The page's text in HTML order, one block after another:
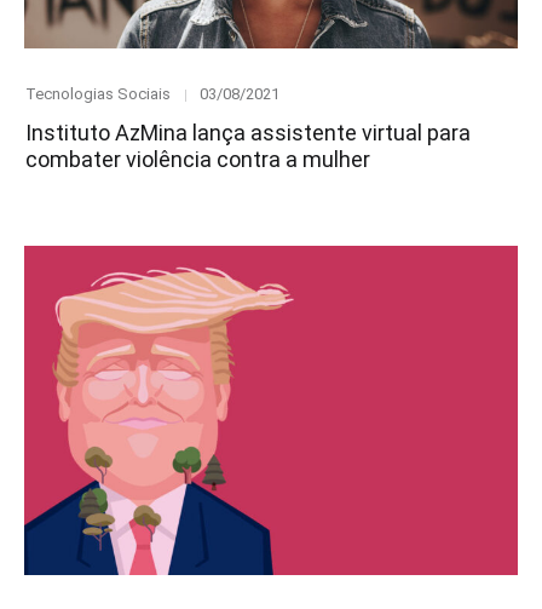
Category
Tecnologias Sociais
Posted
03/08/2021
Instituto AzMina lança assistente virtual para
combater violência contra a mulher